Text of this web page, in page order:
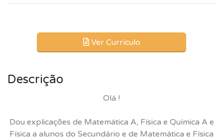
Ver Currículo
Descrição
Olá !
Dou explicações de Matemática A, Física e Química A e
Física a alunos do Secundário e de Matemática e Física